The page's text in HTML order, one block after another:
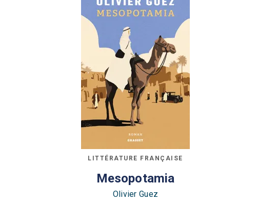
LITTÉRATURE FRANÇAISE
Mesopotamia
Olivier Guez